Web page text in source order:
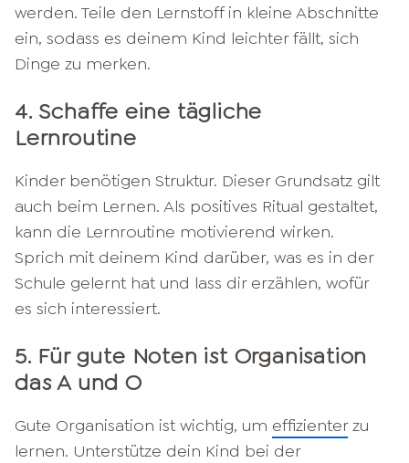
werden. Teile den Lernstoff in kleine Abschnitte
ein, sodass es deinem Kind leichter fällt, sich
Dinge zu merken.
4. Schaffe eine tägliche
Lernroutine
Kinder benötigen Struktur. Dieser Grundsatz gilt
auch beim Lernen. Als positives Ritual gestaltet,
kann die Lernroutine motivierend wirken.
Sprich mit deinem Kind darüber, was es in der
Schule gelernt hat und lass dir erzählen, wofür
es sich interessiert.
5. Für gute Noten ist Organisation
das A und O
Gute Organisation ist wichtig, um effizienterzu
lernen. Unterstütze dein Kind bei der